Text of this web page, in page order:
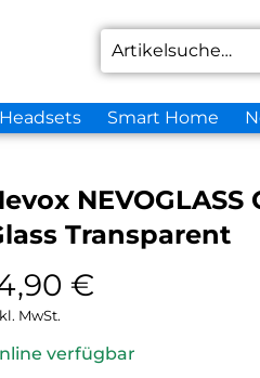
Smart Home
NEVOGLASS
Transparent
€
MwSt.
verfügbar